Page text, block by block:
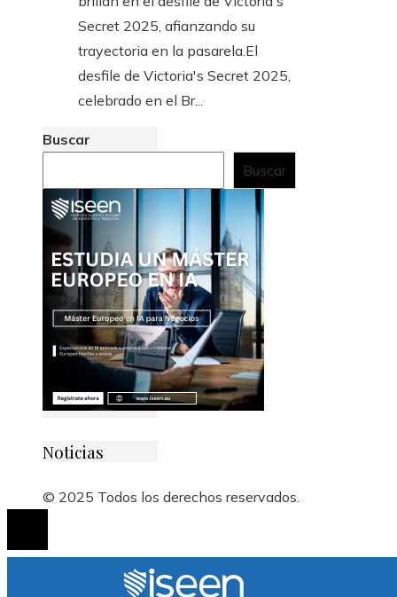
Secret 2025, afianzando su
trayectoria en la pasarela.El
desfile de Victoria's Secret 2025,
celebrado en el Br...
Buscar
Buscar
Noticias
© 2025 Todos los derechos reservados.